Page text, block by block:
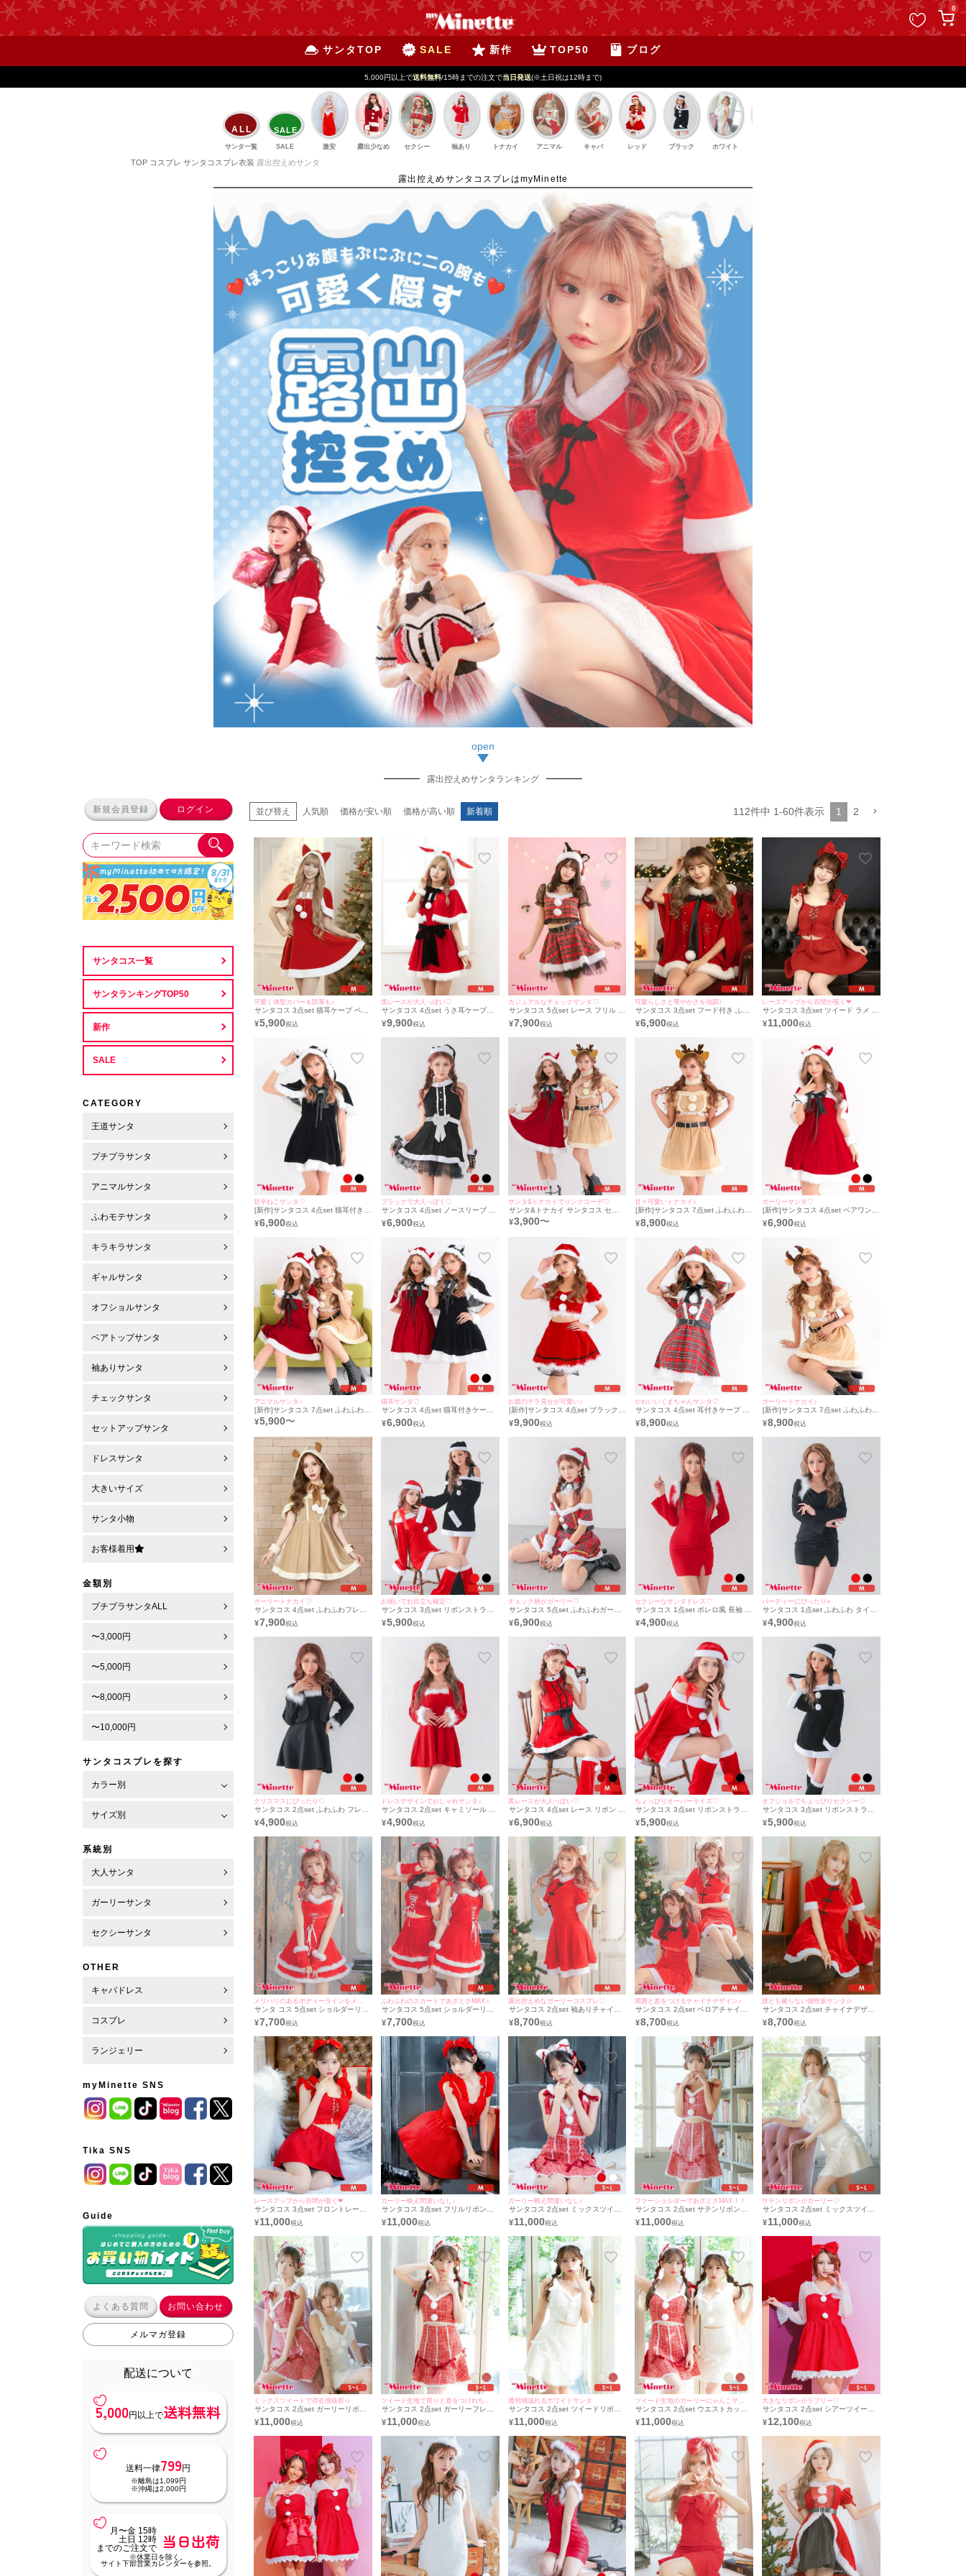
0
サンタTOP SALE 新作 TOP50 ブログ
ALL
サンタ一覧
SALE
SALE 激安 露出少なめ セクシー 袖あり トナカイ アニマル キャバ レッド ブラック ホワイト
TOP コスプレ サンタコスプレ衣装 露出控えめサンタ
露出控えめサンタコスプレはmyMinette
露出控えめサンタランキング
新規会員登録 ログイン
サンタコス一覧
サンタランキングTOP50
新作
SALE
CATEGORY
王道サンタ
プチプラサンタ
アニマルサンタ
ふわモテサンタ
キラキラサンタ
ギャルサンタ
オフショルサンタ
ベアトップサンタ
袖ありサンタ
チェックサンタ
セットアップサンタ
ドレスサンタ
大きいサイズ
サンタ小物
お客様着用
金額別
プチプラサンタALL
〜3,000円
〜5,000円
〜8,000円
〜10,000円
サンタコスプレを探す
カラー別
サイズ別
系統別
大人サンタ
ガーリーサンタ
セクシーサンタ
OTHER
キャバドレス
コスプレ
ランジェリー
myMinette SNS
Tika SNS
Guide
よくある質問 お問い合わせ
メルマガ登録
配送について
5,000円以上で送料無料
送料一律799円
※離島は1,099円
※沖縄は2,000円
月〜金 15時
土日 12時
までのご注文で
当日出荷
※休業日を除く。
サイト下部営業カレンダーを参照。
並び替え 人気順 価格が安い順 価格が高い順 新着順 112件中 1-60件表示 1 2
可愛く体型カバー＆防寒も♪
サンタコス 3点set 猫耳ケープ ベア
ワンピ プチプラ サンタ コスプレ
[ワンピース+ねこみみケープ+透明
¥5,900
黒レースが大人っぽい♡
サンタコス 4点set うさ耳ケープ&
ウエストリボン付き サンタ コスプ
レ [ワンピース+ケープ+リストバン
¥9,900
カジュアルなチェックサンタ♡
サンタコス 5点set レース フリル タ
ータンチェック柄 セパレート ふわ
ふわ Aライン 猫アニマル サンタ コ
ート＋ベルト＋サンタ帽子]
¥7,900
可愛らしさと華やかさを強調♪
サンタコス 3点set フード付き ふわ
ふわポンチョ クリスタルビジュー
デザイン サンタ コスプレ [ポンチョ
¥6,900
レースアップから谷間が覗く❤︎
サンタコス 3点set ツイード ラメ フ
レアスカート フロントレースアッ
プ フリル リボンビジュー セットア
¥11,000
甘辛ねこサンタ♡
[新作]サンタコス 4点set 猫耳付きケ
ープ レースアップ ベアワンピース
猫 アニマル ふわふわ サンタ コスプ
¥6,900
ブラックで大人っぽく♡
サンタコス 4点set ノースリーブ フ
レアスカート レース リボン Aライ
ン プチプラ サンタ コスプレ [ワン
¥6,900
サンタ&トナカイでリンクコーデ♡
サンタ&トナカイ サンタコス セッ
トアップ ねこ耳ケープ フレア ふわ
ふわ トナカイ オフショル コスプレ
¥3,900〜
甘々可愛いトナカイ♪
[新作]サンタコス 7点set ふわふわ
トナカイ オフショル フレア セット
アップ コスプレ [カチューシャ+付
¥8,900
ガーリーサンタ♡
[新作]サンタコス 4点set ベアワンピ
ース 猫耳付きケープ レースアップ
猫 アニマル ふわふわ サンタ コスプ
¥6,900
アニマルサンタ♪
[新作]サンタコス 7点set ふわふわ
トナカイ オフショル セットアップ
ねこ耳ケープ フレア コスプレ [カチ
ストラップ＋スカート＋ベルト＋ガ
ーターリング]
¥5,900〜
猫耳サンタ♡
サンタコス 4点set 猫耳付きケープ
レースアップ ベアワンピース 猫 ア
ニマル ふわふわ サンタ コスプレ
カフス＋透明ストラップ]
¥6,900
お腹のチラ見せが可愛い♪
[新作]サンタコス 4点set ブラックレ
ース セットアップ ふわふわ フレア
スカート サンタ コスプレ [トップス
¥9,900
かわいいくまちゃんサンタ♡
サンタコス 4点set 耳付きケープ タ
ータンチェック ふわふわ ベアー フ
レア アニマル サンタ コスプレ [フ
ト＋透明ストラップ]
¥8,900
ガーリートナカイ♪
[新作]サンタコス 7点set ふわふわ
トナカイ オフショル フレア セット
アップ コスプレ [カチューシャ+付
スカート＋ベルト＋ガーターリン
¥8,900
ガーリートナカイ♡
サンタコス 4点set ふわふわフレア
ミニ丈 ポンポン サテン リボン付き
フードケープ トナカイアニマル サ
+ワンピース＋カフス＋透明ストラ
¥7,900
お揃いでお目立ち確定♡
サンタコス 3点set リボンストラッ
プ オフショル プチプラ サンタ コス
プレ [ワンピース+帽子+レッグウォ
¥5,900
チェック柄がガーリー♡
サンタコス 5点set ふわふわガーリ
ーチェック サンタ コスプレ [ワンピ
ース+サンタ帽子+つけ襟+アームア
¥6,900
セクシーなサンタドレス♡
サンタコス 1点set ボレロ風 長袖 ふ
わふわ タイト スリット サンタドレ
ス (Mサイズ)
¥4,900
パーティーにぴったり⭐︎
サンタコス 1点set ふわふわ タイト
ボレロ風 長袖 スリット サンタドレ
ス (Mサイズ)
¥4,900
クリスマスにぴったり♡
サンタコス 2点set ふわふわ フレア
キャミソール サンタドレス [ワンピ
ース+ボレロ]（Mサイズ）
¥4,900
ドレスデザインでおしゃれサンタ♪
サンタコス 2点set キャミソール ふ
わふわ フレア サンタドレス [ワンピ
ース+ボレロ]（Mサイズ）
¥4,900
黒レースが大人っぽい♡
サンタコス 4点set レース リボン ノ
ースリーブ スカート Aライン プチ
プラ サンタ コスプレ [ワンピース
¥6,900
ちょっぴりオーバーサイズ♡
サンタコス 3点set リボンストラッ
プ オフショル プチプラ サンタ コス
プレ [ワンピース+帽子+レッグウォ
¥5,900
オフショルでちょっぴりセクシー♡
サンタコス 3点set リボンストラッ
プオフショルプチプラ サンタ コス
プレ [ワンピース+帽子+レッグウォ
¥5,900
メリハリのあるボディーラインをメイク☆
サンタ コス 5点set ショルダーリボ
ンフロントレースアップセットアッ
プ二段フレアスカートドレスガーリ
ーカー＋トップス＋スカート＋カチ
ューシャ＋グローブ]
¥7,700
ふわふわのスカートであざとさMAX♪
サンタコス 5点set ショルダーリボ
ンレースアップセットアップ二段フ
レアスカートドレスガーリー猫アニ
トップス＋スカート＋カチューシャ
＋グローブ]
¥7,700
露出控えめなガーリーコスプレ♡
サンタコス 2点set 袖ありチャイナ
デザインベロアフレアスカートガー
リーサンタ コスプレ [ワンピース＋
¥8,700
周囲と差をつけるチャイナデザイン♪
サンタコス 2点set ベロアチャイナ
デザイン袖ありフレアスカートガー
リーサンタ コスプレ [ワンピース＋
¥8,700
誰とも被らない個性派サンタ☆
サンタコス 2点set チャイナデザイ
ンベロアフレアスカートガーリーサ
ンタ コスプレ [ワンピース＋ポンポ
¥8,700
レースアップから谷間が覗く❤︎
サンタコス 3点set フロントレース
アップフリルリボンビジューツイー
ドラメフレアスカートセットアップ
+スカート+カチューシャ]
¥11,000
ガーリー映え間違いなし♪
サンタコス 3点set フリルリボンビ
ジューフロントレースアップツイー
ドラメフレアスカートセットアップ
+スカート+カチューシャ]
¥11,000
ガーリー映え間違いなし♪
サンタコス 2点set ミックスツイー
ドウエストカットサテンリボンフレ
アスカートガーリー猫アニマルサン
ッドドレス](S～L)
¥ 11,000
ファーショルダーであざとさMAX！！
サンタコス 2点set サテンリボンミ
ックスツイードウエストカットフレ
アスカートガーリー猫アニマル サ
ヘッドドレス](S～L)
¥11,000
サテンリボンがガーリー♡
サンタコス 2点set ミックスツイー
ドガーリーリボンレースウエストカ
ットフレアスカート猫アニマル サ
ヘッドドレス](S～L)
¥11,000
ミックスツイードで存在感抜群☆
サンタコス 2点set ガーリーリボン
ツイードミックスレースウエストカ
ットフレアスカートペア猫アニマル
¥11,000
ツイード生地で周りと差をつけれちゃう！
サンタコス 2点set ガーリーフレア
スカートリボンツイードレースウエ
ストカット猫アニマル サンタ コス
¥11,000
透明感溢れるホワイトサンタ
サンタコス 2点set ツイードリボン
デザインウエストカットガーリーフ
レアスカート猫アニマル サンタ コ
(S～L)
¥ 11,000
ツイード生地のガーリーにゃんこサンタ♡
サンタコス 2点set ウエストカット
ツイードリボンフレアスカートガー
リーペア猫アニマル サンタ コスプ
L)
¥11,000
大きなリボンがラブリー♡
サンタコス 2点set シアーツイード
パフスリーブ袖ありレーススパンコ
ールフレアスカートガーリー王道
ューシャ](S～L)
¥12,100
ペー
ジト
ップ